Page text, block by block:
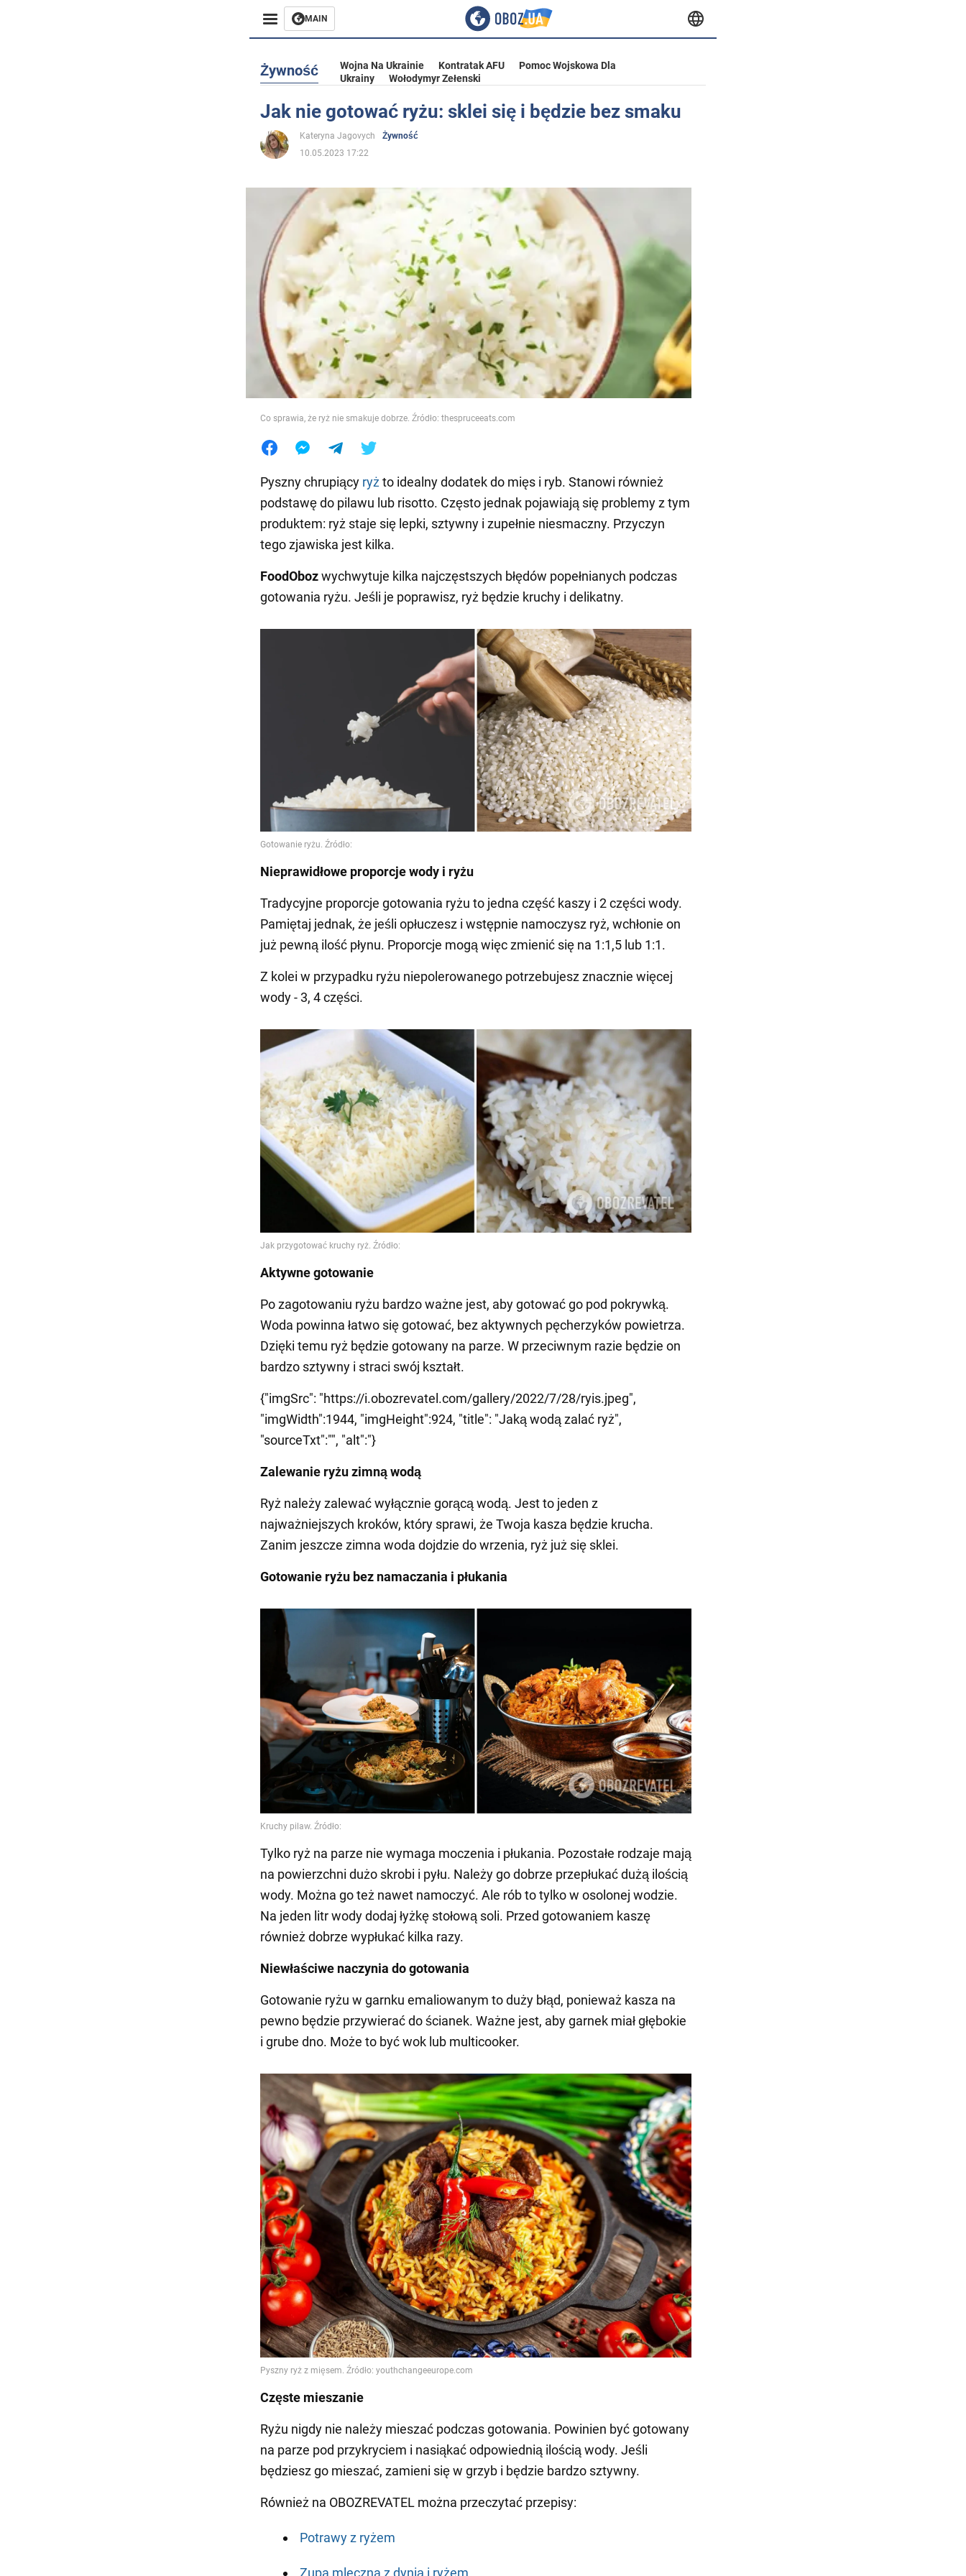
MAIN
Rozrywka
Polityka
Społeczeństwo
Wojna na Ukrainie
Świat
Jedzenie
Żywność Wojna Na Ukrainie Kontratak AFU
Pomoc Wojskowa Dla
Ukrainy
Wołodymyr Zełenski
Jak nie gotować ryżu: sklei się i będzie bez smaku
Kateryna Jagovych
Żywność
10.05.2023 17:22
Co sprawia, że ryż nie smakuje dobrze. Źródło: thespruceeats.com
Pyszny chrupiący ryż to idealny dodatek do mięs i ryb. Stanowi również
podstawę do pilawu lub risotto. Często jednak pojawiają się problemy z tym
produktem: ryż staje się lepki, sztywny i zupełnie niesmaczny. Przyczyn
tego zjawiska jest kilka.
FoodObozwychwytuje kilka najczęstszych błędów popełnianych podczas
gotowania ryżu. Jeśli je poprawisz, ryż będzie kruchy i delikatny.
Nieprawidłowe proporcje wody i ryżu
Tradycyjne proporcje gotowania ryżu to jedna część kaszy i 2 części wody.
Pamiętaj jednak, że jeśli opłuczesz i wstępnie namoczysz ryż, wchłonie on
już pewną ilość płynu. Proporcje mogą więc zmienić się na 1:1,5 lub 1:1.
Z kolei w przypadku ryżu niepolerowanego potrzebujesz znacznie więcej
wody - 3, 4 części.
Aktywne gotowanie
Po zagotowaniu ryżu bardzo ważne jest, aby gotować go pod pokrywką.
Woda powinna łatwo się gotować, bez aktywnych pęcherzyków powietrza.
Dzięki temu ryż będzie gotowany na parze. W przeciwnym razie będzie on
bardzo sztywny i straci swój kształt.
{"imgSrc": "https://i.obozrevatel.com/gallery/2022/7/28/ryis.jpeg",
"imgWidth":1944, "imgHeight":924, "title": "Jaką wodą zalać ryż",
"sourceTxt":"", "alt":"}
Zalewanie ryżu zimną wodą
Ryż należy zalewać wyłącznie gorącą wodą. Jest to jeden z
najważniejszych kroków, który sprawi, że Twoja kasza będzie krucha.
Zanim jeszcze zimna woda dojdzie do wrzenia, ryż już się sklei.
Gotowanie ryżu bez namaczania i płukania
Tylko ryż na parze nie wymaga moczenia i płukania. Pozostałe rodzaje mają
na powierzchni dużo skrobi i pyłu. Należy go dobrze przepłukać dużą ilością
wody. Można go też nawet namoczyć. Ale rób to tylko w osolonej wodzie.
Na jeden litr wody dodaj łyżkę stołową soli. Przed gotowaniem kaszę
również dobrze wypłukać kilka razy.
Niewłaściwe naczynia do gotowania
Gotowanie ryżu w garnku emaliowanym to duży błąd, ponieważ kasza na
pewno będzie przywierać do ścianek. Ważne jest, aby garnek miał głębokie
i grube dno. Może to być wok lub multicooker.
Częste mieszanie
Ryżu nigdy nie należy mieszać podczas gotowania. Powinien być gotowany
na parze pod przykryciem i nasiąkać odpowiednią ilością wody. Jeśli
będziesz go mieszać, zamieni się w grzyb i będzie bardzo sztywny.
Również na OBOZREVATEL można przeczytać przepisy:
Potrawy z ryżem
Zupa mleczna z dynią i ryżem